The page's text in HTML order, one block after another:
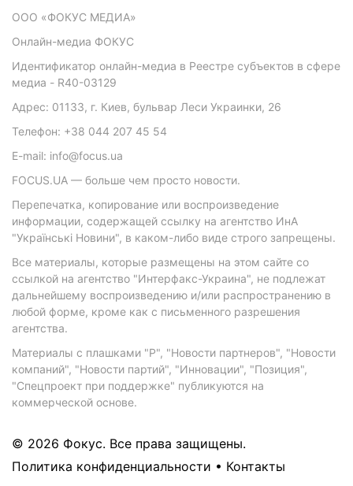
ООО «ФОКУС МЕДИА»
Онлайн-медиа ФОКУС
Идентификатор онлайн-медиа в Реестре субъектов в сфере
медиа - R40-03129
Адрес: 01133, г. Киев, бульвар Леси Украинки, 26
Телефон: +38 044 207 45 54
E-mail: info@focus.ua
FOCUS.UA — больше чем просто новости.
Перепечатка, копирование или воспроизведение
информации, содержащей ссылку на агентство ИнА
"Українські Новини", в каком-либо виде строго запрещены.
Все материалы, которые размещены на этом сайте со
ссылкой на агентство "Интерфакс-Украина", не подлежат
дальнейшему воспроизведению и/или распространению в
любой форме, кроме как с письменного разрешения
агентства.
Материалы с плашками "Р", "Новости партнеров", "Новости
компаний", "Новости партий", "Инновации", "Позиция",
"Спецпроект при поддержке" публикуются на
коммерческой основе.
© 2026 Фокус. Все права защищены.
Политика конфиденциальности • Контакты